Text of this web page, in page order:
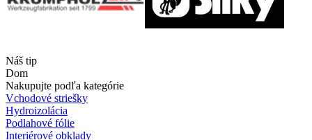
Náš tip
Dom
Nakupujte podľa kategórie
Vchodové striešky
Hydroizolácia
Podlahové fólie
Interiérové obklady